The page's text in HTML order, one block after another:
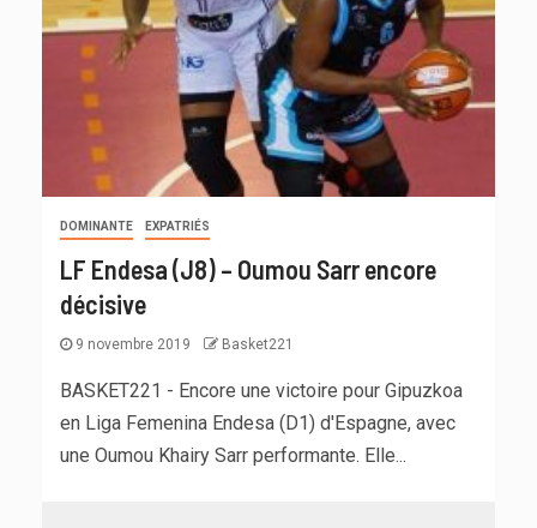
DOMINANTE EXPATRIÉS
LF Endesa (J8) – Oumou Sarr encore
décisive
9 novembre 2019 Basket221
BASKET221 - Encore une victoire pour Gipuzkoa
en Liga Femenina Endesa (D1) d'Espagne, avec
une Oumou Khairy Sarr performante. Elle...